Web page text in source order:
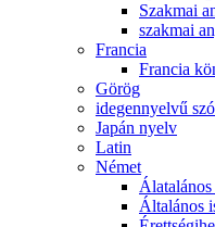
Szakmai
szakmai
Francia
Francia
Görög
idegennyelvű
Japán nyelv
Latin
Német
Általános